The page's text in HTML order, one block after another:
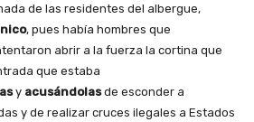
de las residentes del albergue,
, pues había hombres que
abrir a la fuerza la cortina que
que estaba
y acusándolasde esconder a
y de realizar cruces ilegales a Estados